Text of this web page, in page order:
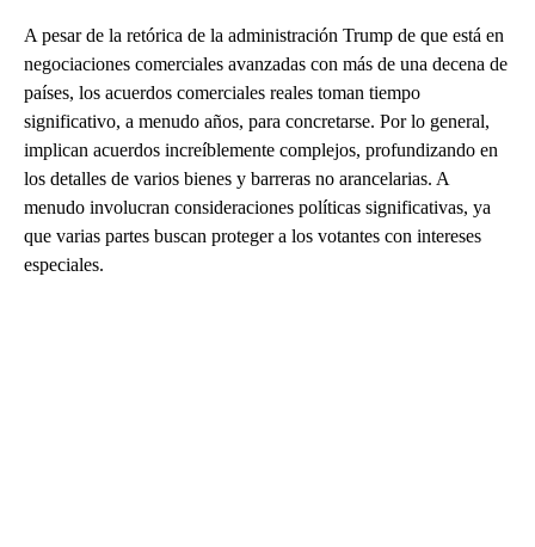
A pesar de la retórica de la administración Trump de que está en
negociaciones comerciales avanzadas con más de una decena de
países, los acuerdos comerciales reales toman tiempo
significativo, a menudo años, para concretarse. Por lo general,
implican acuerdos increíblemente complejos, profundizando en
los detalles de varios bienes y barreras no arancelarias. A
menudo involucran consideraciones políticas significativas, ya
que varias partes buscan proteger a los votantes con intereses
especiales.